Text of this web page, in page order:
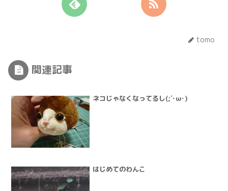
tomo
関連記事
ネコじゃなくなってるし(;´･ω･)
はじめてのわんこ